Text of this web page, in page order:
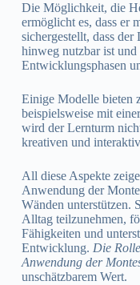
Die Möglichkeit, die
ermöglicht es, dass er
sichergestellt, dass
hinweg nutzbar ist
Entwicklungsphasen
Einige Modelle bieten
beispielsweise mit
wird der Lernturm
kreativen und
All diese Aspekte
Anwendung der
Wänden unterstützen.
Alltag teilzunehmen,
Fähigkeiten und
Entwicklung. Die
Anwendung der
unschätzbarem Wert.